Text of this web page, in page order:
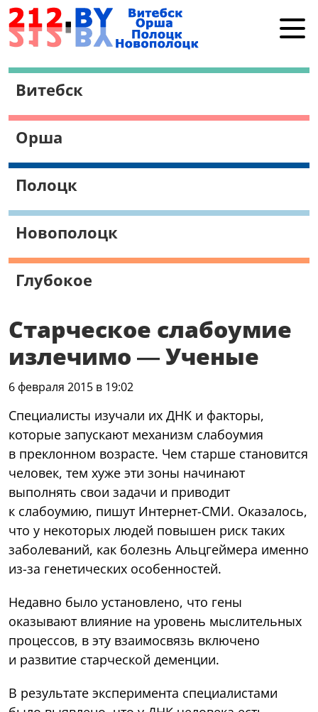
Витебск
Полоцк
Работа в Витебске
Витебск
Орша
Полоцк
Новополоцк
Глубокое
Старческое слабоумие
излечимо — Ученые
6 февраля 2015 в 19:02
Специалисты изучали их ДНК и факторы,
которые запускают механизм слабоумия
в преклонном возрасте. Чем старше становится
человек, тем хуже эти зоны начинают
выполнять свои задачи и приводит
к слабоумию, пишут Интернет-СМИ. Оказалось,
что у некоторых людей повышен риск таких
заболеваний, как болезнь Альцгеймера именно
из-за генетических особенностей.
Недавно было установлено, что гены
оказывают влияние на уровень мыслительных
процессов, в эту взаимосвязь включено
и развитие старческой деменции.
В результате эксперимента специалистами